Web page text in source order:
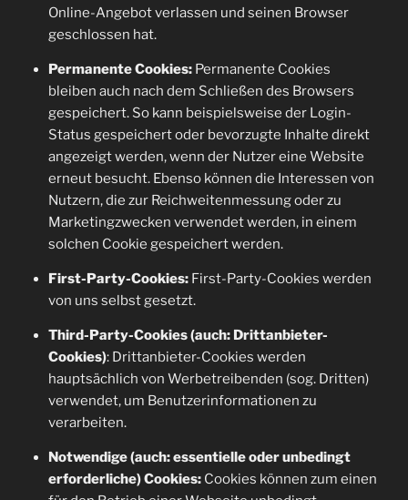
Online-Angebot verlassen und seinen Browser
geschlossen hat.
Permanente Cookies:Permanente Cookies
bleiben auch nach dem Schließen des Browsers
gespeichert. So kann beispielsweise der Login-
Status gespeichert oder bevorzugte Inhalte direkt
angezeigt werden, wenn der Nutzer eine Website
erneut besucht. Ebenso können die Interessen von
Nutzern, die zur Reichweitenmessung oder zu
Marketingzwecken verwendet werden, in einem
solchen Cookie gespeichert werden.
First-Party-Cookies:First-Party-Cookies werden
von uns selbst gesetzt.
Third-Party-Cookies (auch: Drittanbieter-
Cookies): Drittanbieter-Cookies werden
hauptsächlich von Werbetreibenden (sog. Dritten)
verwendet, um Benutzerinformationen zu
verarbeiten.
Notwendige (auch: essentielle oder unbedingt
erforderliche) Cookies:Cookies können zum einen